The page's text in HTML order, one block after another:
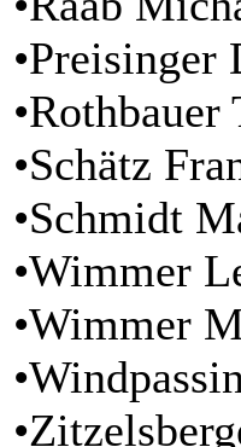
•Rothbauer
•Schätz
•Schmidt
•Wimmer
•Wimmer